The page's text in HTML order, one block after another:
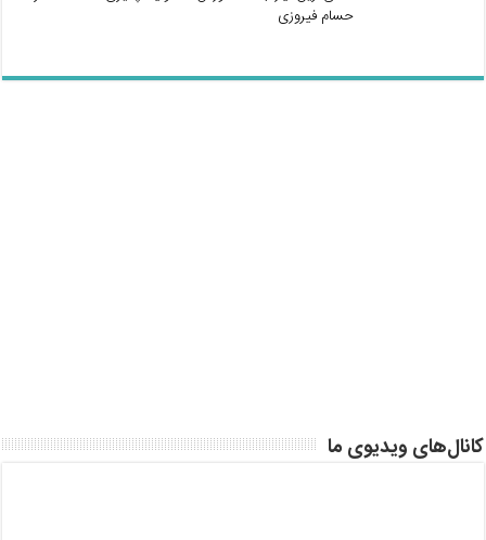
حسام فیروزی
کانال‌های ویدیوی ما